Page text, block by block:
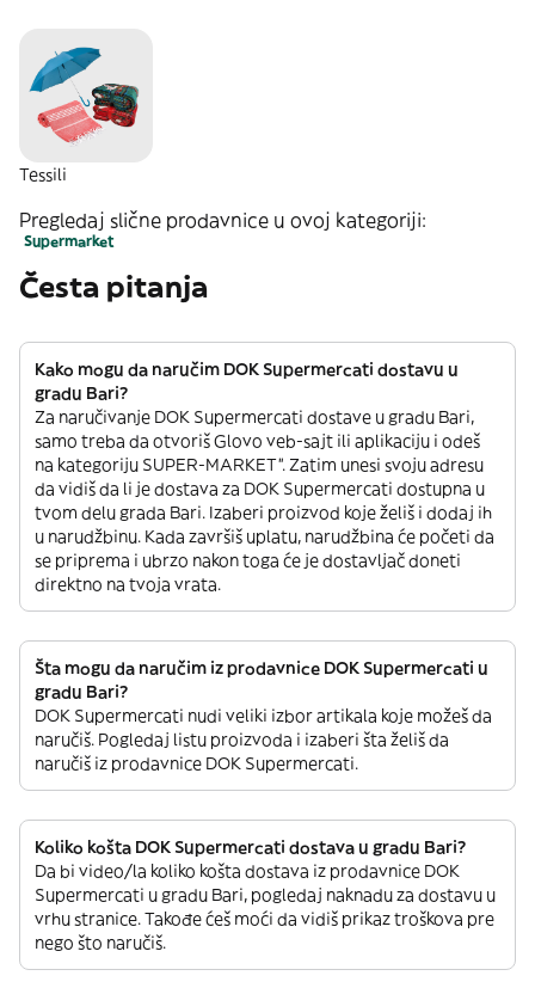
Tessili
Pregledaj slične prodavnice u ovoj kategoriji:
Supermarket
Česta pitanja
Kako mogu da naručim DOK Supermercati dostavu u
gradu Bari?
Za naručivanje DOK Supermercati dostave u gradu Bari,
samo treba da otvoriš Glovo veb-sajt ili aplikaciju i odeš
na kategoriju SUPER-MARKET”. Zatim unesi svoju adresu
da vidiš da li je dostava za DOK Supermercati dostupna u
tvom delu grada Bari. Izaberi proizvod koje želiš i dodaj ih
u narudžbinu. Kada završiš uplatu, narudžbina će početi da
se priprema i ubrzo nakon toga će je dostavljač doneti
direktno na tvoja vrata.
Šta mogu da naručim iz prodavnice DOK Supermercati u
gradu Bari?
DOK Supermercati nudi veliki izbor artikala koje možeš da
naručiš. Pogledaj listu proizvoda i izaberi šta želiš da
naručiš iz prodavnice DOK Supermercati.
Koliko košta DOK Supermercati dostava u gradu Bari?
Da bi video/la koliko košta dostava iz prodavnice DOK
Supermercati u gradu Bari, pogledaj naknadu za dostavu u
vrhu stranice. Takođe ćeš moći da vidiš prikaz troškova pre
nego što naručiš.